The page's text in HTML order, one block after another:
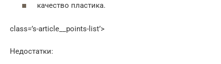
качество пластика.
class=’s-article__points-list’>
Недостатки: